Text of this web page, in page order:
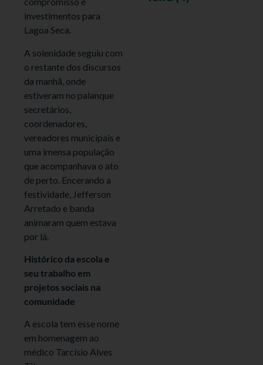
investimentos para
Lagoa Seca.
A solenidade seguiu com
o restante dos discursos
da manhã, onde
estiveram no palanque
secretários,
coordenadores,
vereadores municipais e
uma imensa população
que acompanhava o ato
de perto. Encerando a
festividade, Jefferson
Arretado e banda
animaram quem estava
por lá.
Histórico da escola e
seu trabalho em
projetos sociais na
comunidade
A escola tem esse nome
em homenagem ao
médico Tarcísio Alves